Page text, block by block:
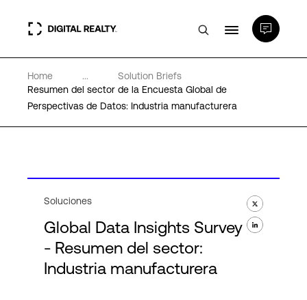
Centros de Datos
PlatformDIGITAL®
Acerca de
Home ...
Solution Briefs
Resumen del sector de la Encuesta Global de
Perspectivas de Datos: Industria manufacturera
Soluciones
Global Data Insights Survey
- Resumen del sector:
Industria manufacturera